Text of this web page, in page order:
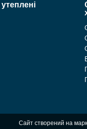
Сайт створений на